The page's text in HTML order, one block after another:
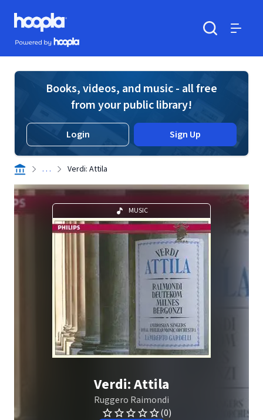
Skip to main content
Hoopla logo
Powered by Hoopla
Books, videos, and music - all free
from your public library!
Login Sign Up
. . . Verdi: Attila
MUSIC
Verdi: Attila
Ruggero Raimondi
(0)